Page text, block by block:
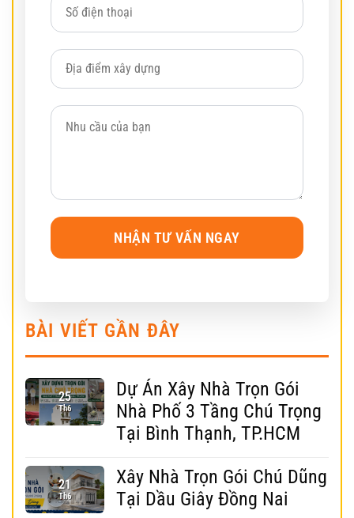
BÀI VIẾT GẦN ĐÂY
25
Th6
Dự Án Xây Nhà Trọn Gói
Nhà Phố 3 Tầng Chú Trọng
Tại Bình Thạnh, TP.HCM
21
Th6
Xây Nhà Trọn Gói Chú Dũng
Tại Dầu Giây Đồng Nai